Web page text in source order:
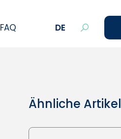
DE
FAQ
Ähnliche Artikel